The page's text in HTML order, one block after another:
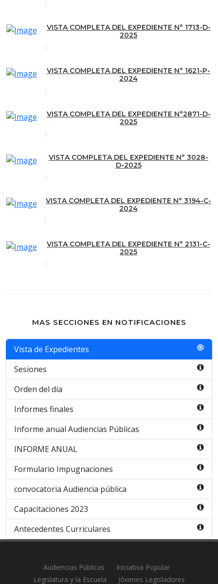
VISTA COMPLETA DEL EXPEDIENTE N° 1713-D-
2025
VISTA COMPLETA DEL EXPEDIENTE N° 1621-P-
2024
VISTA COMPLETA DEL EXPEDIENTE N°2871-D-
2025
VISTA COMPLETA DEL EXPEDIENTE N° 3028-
D-2025
VISTA COMPLETA DEL EXPEDIENTE N° 3194-C-
2024
VISTA COMPLETA DEL EXPEDIENTE N° 2131-C-
2025
MAS SECCIONES EN NOTIFICACIONES
Vista de Expedientes
Sesiones
Orden del día
Informes finales
Informe anual Audiencias Públicas
INFORME ANUAL
Formulario Impugnaciones
convocatoria Audiencia pública
Capacitaciones 2023
Antecedentes Curriculares
Audiencias Públicas
Iniciativa Popular
Legislatura y la Escuela
Jóvenes Legisladores